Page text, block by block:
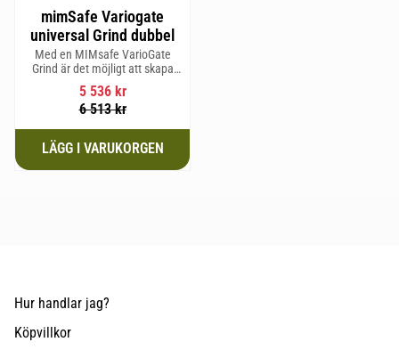
mimSafe Variogate
universal Grind dubbel
Med en MIMsafe VarioGate
Grind är det möjligt att skapa
ett inhägnat område i hela
bagageutrymmet som kan
användas för transport av
5 536kr
6 513kr
Hur handlar jag?
Köpvillkor